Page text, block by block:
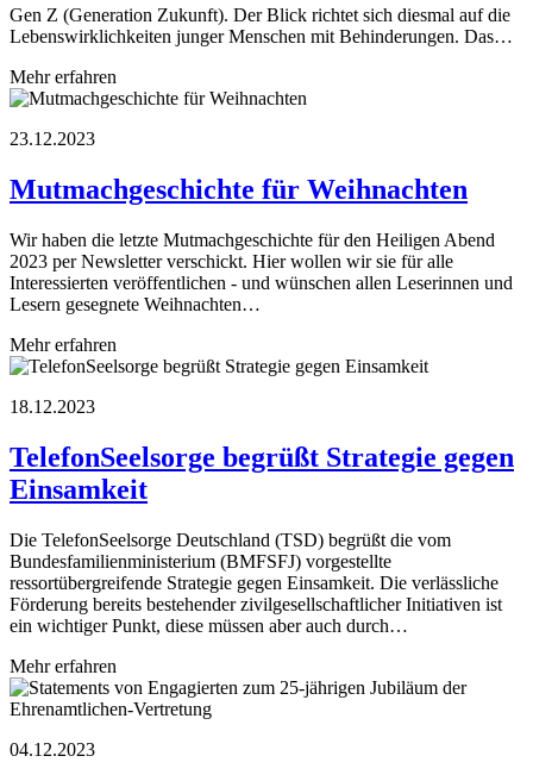
Gen Z (Generation Zukunft). Der Blick richtet sich diesmal auf die
Lebenswirklichkeiten junger Menschen mit Behinderungen. Das…
Mehr erfahren
23.12.2023
Mutmachgeschichte für Weihnachten
Wir haben die letzte Mutmachgeschichte für den Heiligen Abend
2023 per Newsletter verschickt. Hier wollen wir sie für alle
Interessierten veröffentlichen - und wünschen allen Leserinnen und
Lesern gesegnete Weihnachten…
Mehr erfahren
18.12.2023
TelefonSeelsorge begrüßt Strategie gegen
Einsamkeit
Die TelefonSeelsorge Deutschland (TSD) begrüßt die vom
Bundesfamilienministerium (BMFSFJ) vorgestellte
ressortübergreifende Strategie gegen Einsamkeit. Die verlässliche
Förderung bereits bestehender zivilgesellschaftlicher Initiativen ist
ein wichtiger Punkt, diese müssen aber auch durch…
Mehr erfahren
04.12.2023